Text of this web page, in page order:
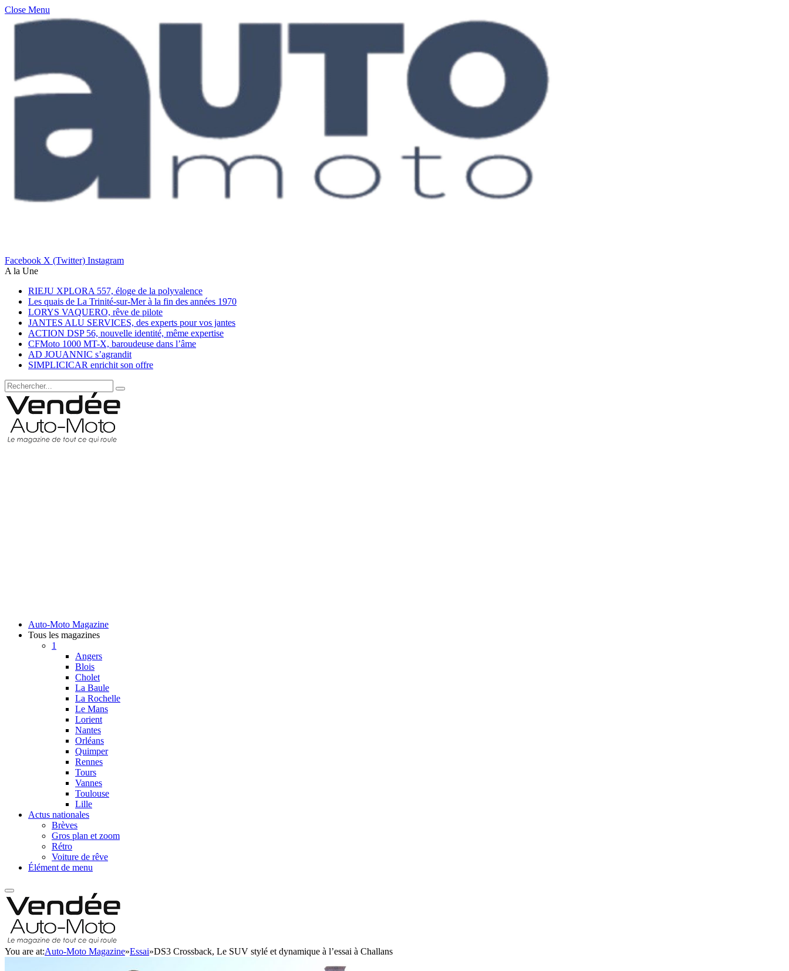
Close Menu
Facebook X (Twitter) Instagram
A la Une
RIEJU XPLORA 557, éloge de la polyvalence
Les quais de La Trinité-sur-Mer à la fin des années 1970
LORYS VAQUERO, rêve de pilote
JANTES ALU SERVICES, des experts pour vos jantes
ACTION DSP 56, nouvelle identité, même expertise
CFMoto 1000 MT-X, baroudeuse dans l’âme
AD JOUANNIC s’agrandit
SIMPLICICAR enrichit son offre
Auto-Moto Magazine
Tous les magazines
1
Angers
Blois
Cholet
La Baule
La Rochelle
Le Mans
Lorient
Nantes
Orléans
Quimper
Rennes
Tours
Vannes
Toulouse
Lille
Actus nationales
Brèves
Gros plan et zoom
Rétro
Voiture de rêve
Élément de menu
You are at:Auto-Moto Magazine»Essai»DS3 Crossback, Le SUV stylé et dynamique à l’essai à Challans